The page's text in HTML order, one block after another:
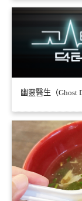
幽靈醫生（Ghost